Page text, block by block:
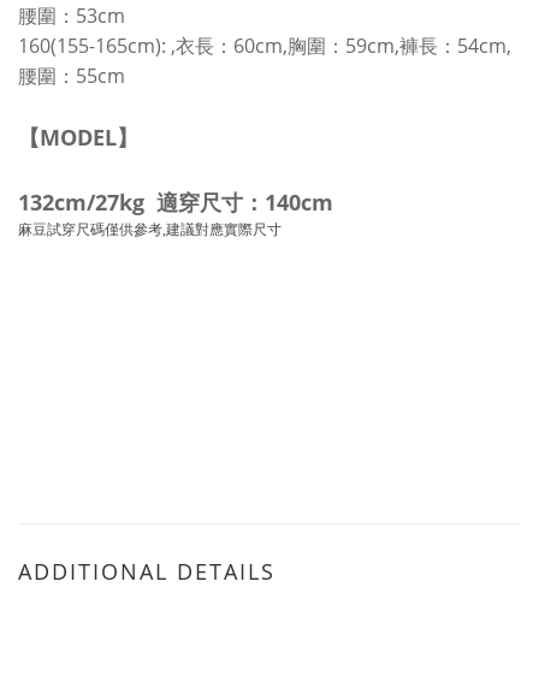
腰圍：53cm
160(155-165cm): ,衣長：60cm,胸圍：59cm,褲長：54cm,
腰圍：55cm
【MODEL】
132cm/27kg 適穿尺寸：140cm
麻豆試穿尺碼僅供參考,建議對應實際尺寸
ADDITIONAL DETAILS